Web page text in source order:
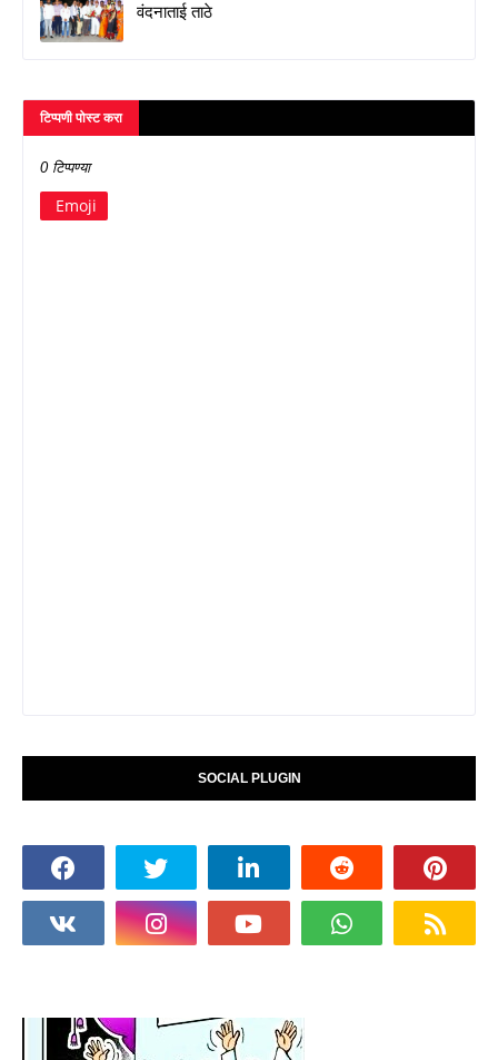
वंदनाताई ताठे
टिप्पणी पोस्ट करा
0 टिप्पण्या
Emoji
SOCIAL PLUGIN